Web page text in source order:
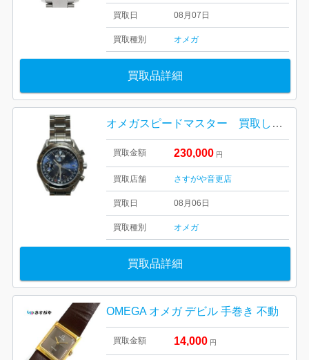
買取日 08月07日
買取種別 オメガ
買取品詳細
オメガスピードマスター 買取しました！さすがや音更店
買取金額 230,000 円
買取店舗 さすがや音更店
買取日 08月06日
買取種別 オメガ
買取品詳細
OMEGA オメガ デビル 手巻き 不動
買取金額 14,000 円